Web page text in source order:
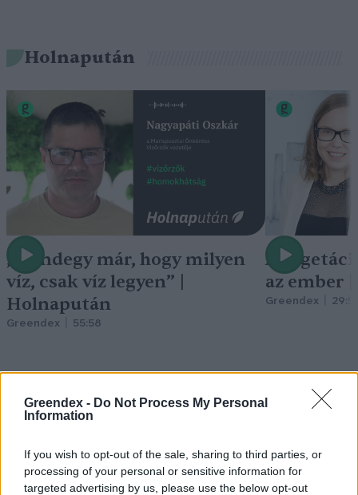
Greendex - Do Not Process My Personal
Information
If you wish to opt-out of the sale, sharing to third parties, or
processing of your personal or sensitive information for
targeted advertising by us, please use the below opt-out
Holnapután
„Mindegy már, hogy milyen
víz, csak víz legyen” |
Holnapután
Greendex 55:58
A
az ember
Greendex
a te lakásodban is
ÉLŐ BOLYGÓNK Lonkay Márta